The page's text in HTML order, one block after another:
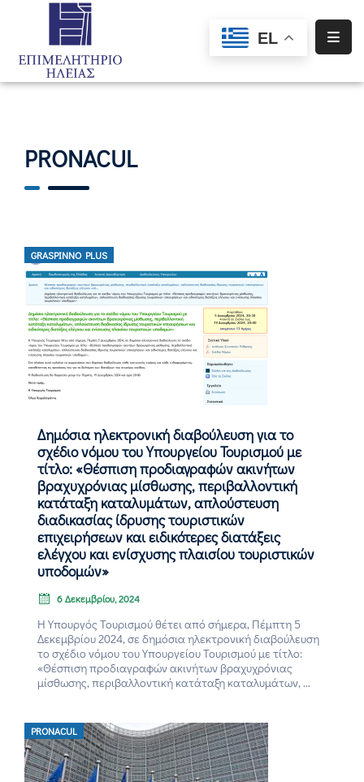
EL
Αρχική
Ειδική
Πληροφόρηση
Προγράμματα
Χρηματοδότησης
Επικοινωνία
PRONACUL
GRASPINNO PLUS
Δημόσια ηλεκτρονική διαβούλευση για το
σχέδιο νόμου του Υπουργείου Τουρισμού με
τίτλο: «Θέσπιση προδιαγραφών ακινήτων
βραχυχρόνιας μίσθωσης, περιβαλλοντική
κατάταξη καταλυμάτων, απλούστευση
διαδικασίας ίδρυσης τουριστικών
επιχειρήσεων και ειδικότερες διατάξεις
ελέγχου και ενίσχυσης πλαισίου τουριστικών
υποδομών»
6 Δεκεμβρίου, 2024
Η Υπουργός Τουρισμού θέτει από σήμερα, Πέμπτη 5
Δεκεμβρίου 2024, σε δημόσια ηλεκτρονική διαβούλευση
το σχέδιο νόμου του Υπουργείου Τουρισμού με τίτλο:
«Θέσπιση προδιαγραφών ακινήτων βραχυχρόνιας
μίσθωσης, περιβαλλοντική κατάταξη καταλυμάτων, ...
PRONACUL